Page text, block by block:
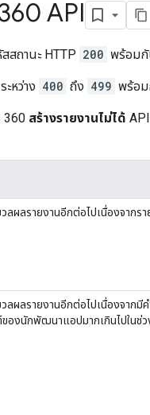
API
สถานะ HTTP 200 พร้อมกั
หว่าง 400 ถึง 499 พร้อม
360 สร้างรายงานไม่ได้
วลผลรายงานอีกต่อไปเนื่องจากร
วลผลรายงานอีกต่อไปเนื่องจากมี
ของนักพัฒนาแอปมากเกินไปในช่ว